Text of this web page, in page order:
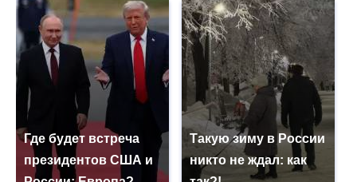
Где будет встреча
президентов США и
Такую зиму в России
никто не ждал: как